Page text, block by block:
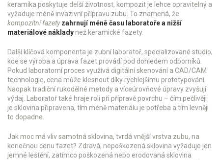
keramika poskytuje delší životnost, kompozit je lehce opravitelný a
vyžaduje méně invazivní přípravu zubu. To znamená, že
kompozitní fazety zahrnují méně času laboratoře a nižší
materiálové nákladynež keramické fazety.
Další klíčová komponenta je zubní laboratoř, specializované studio,
kde se výroba a úprava fazet provádí pod dohledem odborníků
Pokud laboratorní proces využívá digitální skenování a CAD/CAM
technologie, cena může klesnout díky rychlejšímu prototypování.
Naopak tradiční rukodělné metody a víceúrovňové úpravy zvyšují
výdaj. Laboratoř také hraje roli při přípravě povrchu – čím pečlivěji
je sklovina připravena, tím méně materiálu je potřeba a tím levněji
to dopadne.
Jak moc má vliv samotná sklovina, tvrdá vnější vrstva zubu, na
konečnou cenu fazet? Zdravá, nepoškozená sklovina vyžaduje jen
jemné leštění, zatímco poškozená nebo erodovaná sklovina